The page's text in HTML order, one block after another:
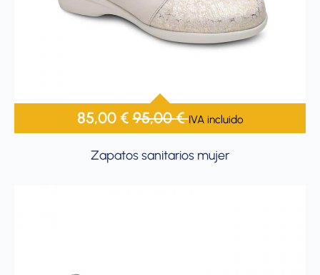
85,00€ 95,00€ IVA incluido
Zapatos sanitarios mujer